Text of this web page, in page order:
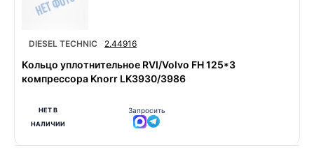
DIESEL TECHNIC 2.44916
Кольцо уплотнительное RVI/Volvo FH 125*3
компрессора Knorr LK3930/3986
НЕТ В
НАЛИЧИИ
Запросить